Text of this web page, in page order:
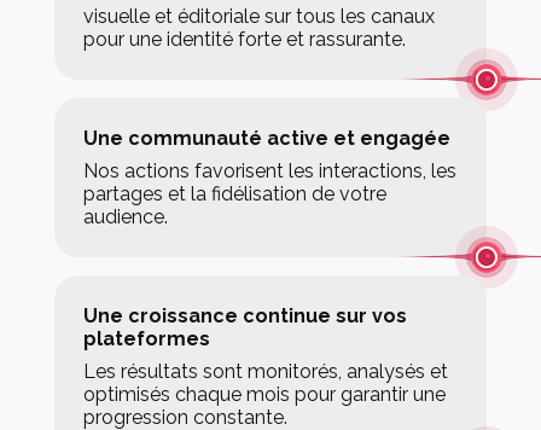
visuelle et éditoriale sur tous les canaux
pour une identité forte et rassurante.
Une communauté active et engagée
Nos actions favorisent les interactions, les
partages et la fidélisation de votre
audience.
Une croissance continue sur vos
plateformes
Les résultats sont monitorés, analysés et
optimisés chaque mois pour garantir une
progression constante.